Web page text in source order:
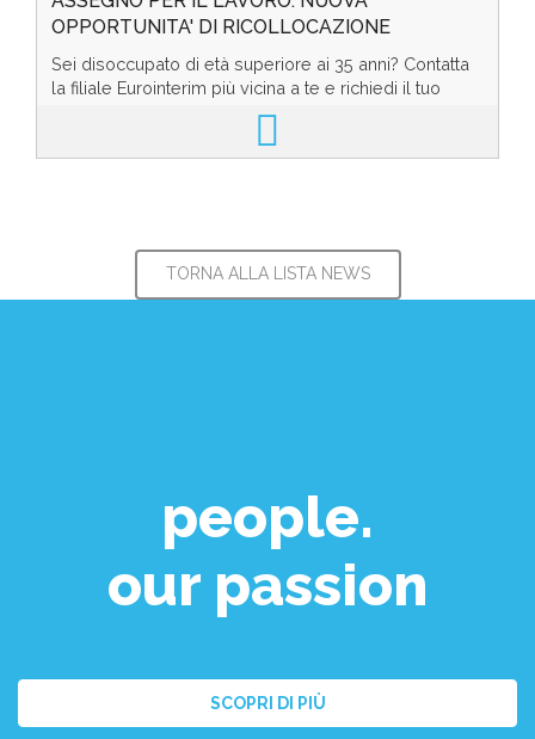
OPPORTUNITA' DI RICOLLOCAZIONE
Sei disoccupato di età superiore ai 35 anni? Contatta
la filiale Eurointerim più vicina a te e richiedi il tuo
Assegno per il Lavoro. Euroint...
TORNA ALLA LISTA NEWS
people.
our passion
SCOPRI DI PIÙ